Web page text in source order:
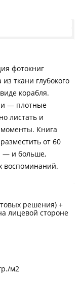
фотокниг
ткани глубокого
корабля.
— плотные
листать и
Книга
от 60
— и больше,
воспоминаний.
решения) +
лицевой стороне
м2